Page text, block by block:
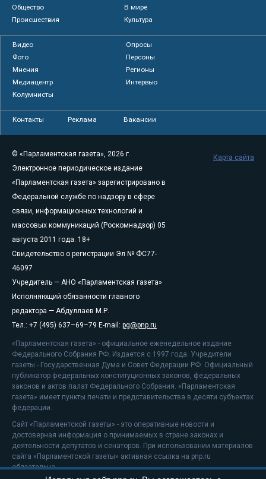
Общество
В мире
Происшествия
Культура
Видео
Опросы
Фото
Персоны
Мнения
Регионы
Медиацентр
Интервью
Колумнисты
Контакты Реклама Вакансии
© «Парламентская газета», 2026 г.
Электронное периодическое издание
«Парламентская газета» зарегистрировано в
Федеральной службе по надзору в сфере
связи, информационных технологий и
массовых коммуникаций (Роскомнадзор) 05
августа 2011 года. 18+
Свидетельство о регистрации Эл № ФС77-
46097
Учредитель — АНО «Парламентская газета»
Исполняющий обязанности главного
редактора — Абдуллаев М.Р.
Тел.: +7 (495) 637–69–79 E-mail: pg@pnp.ru
«Парламентская газета» - официальное еженедельное издание
Федерального Собрания РФ. Издается с 1997 года. Учредители
газеты - Государственная Дума и Совет Федерации РФ. Официальный
публикатор федеральных конституционных законов, федеральных
законов и актов палат Федерального Собрания. «Парламентская
газета» имеет пункты печати и представительства в десяти субъектах
федерации.
Сайт «Парламентской газеты» - это оперативные новости и
достоверная информация о принимаемых в стране законах и
деятельности депутатов и сенаторов. При использовании материалов
сайта «Парламентской газеты» активная ссылка на pnp.ru
обязательна.
Карта сайта